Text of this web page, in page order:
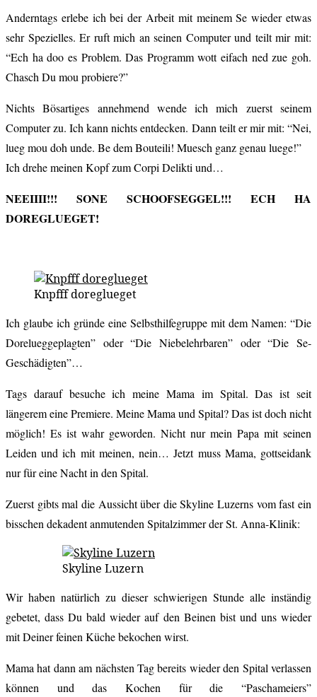
Anderntags erlebe ich bei der Arbeit mit meinem Se wieder etwas
sehr Spezielles. Er ruft mich an seinen Computer und teilt mir mit:
“Ech ha doo es Problem. Das Programm wott eifach ned zue goh.
Chasch Du mou probiere?”
Nichts Bösartiges annehmend wende ich mich zuerst seinem
Computer zu. Ich kann nichts entdecken. Dann teilt er mir mit: “Nei,
lueg mou doh unde. Be dem Bouteili! Muesch ganz genau luege!”
Ich drehe meinen Kopf zum Corpi Delikti und…
NEEIIII!!! SONE SCHOOFSEGGEL!!! ECH HA
DOREGLUEGET!
Knpfff doreglueget
Ich glaube ich gründe eine Selbsthilfegruppe mit dem Namen: “Die
Dorelueggeplagten” oder “Die Niebelehrbaren” oder “Die Se-
Geschädigten”…
Tags darauf besuche ich meine Mama im Spital. Das ist seit
längerem eine Premiere. Meine Mama und Spital? Das ist doch nicht
möglich! Es ist wahr geworden. Nicht nur mein Papa mit seinen
Leiden und ich mit meinen, nein… Jetzt muss Mama, gottseidank
nur für eine Nacht in den Spital.
Zuerst gibts mal die Aussicht über die Skyline Luzerns vom fast ein
bisschen dekadent anmutenden Spitalzimmer der St. Anna-Klinik:
Skyline Luzern
Wir haben natürlich zu dieser schwierigen Stunde alle inständig
gebetet, dass Du bald wieder auf den Beinen bist und uns wieder
mit Deiner feinen Küche bekochen wirst.
Mama hat dann am nächsten Tag bereits wieder den Spital verlassen
können und das Kochen für die “Paschameiers”